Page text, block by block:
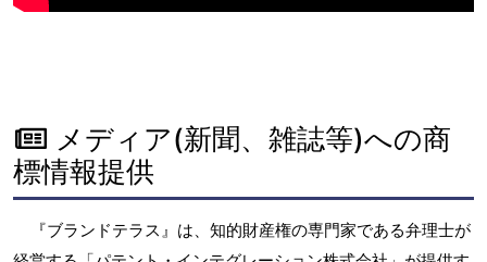
メディア(新聞、雑誌等)への商
標情報提供
『ブランドテラス』は、知的財産権の専門家である弁理士が